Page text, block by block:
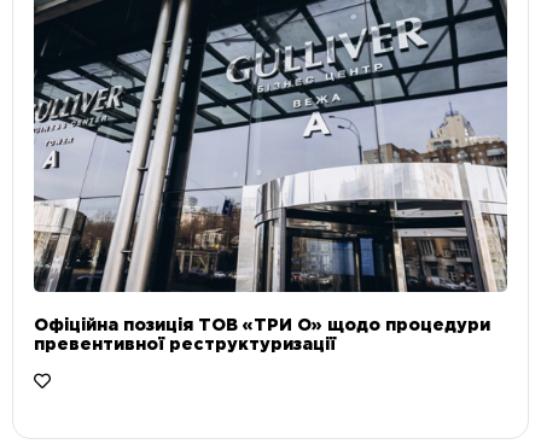
Офіційна позиція ТОВ «ТРИ О» щодо процедури
превентивної реструктуризації